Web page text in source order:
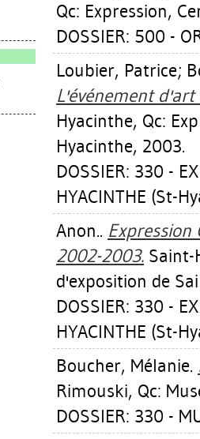
Qc: Expression,
DOSSIER: 500 -
Loubier, Patrice;
L'événement
Hyacinthe, Qc:
Hyacinthe, 2003.
DOSSIER: 330 -
HYACINTHE (St-
Anon.. Expression
2002-2003. Saint-
d'exposition de
DOSSIER: 330 -
HYACINTHE (St-
Boucher, Mélanie.
Rimouski, Qc:
DOSSIER: 330 -